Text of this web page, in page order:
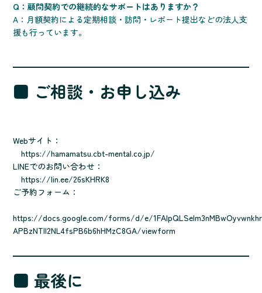
Q：顧問契約での継続的なサポートはありますか？
A：月額契約による定期相談・訪問・レポート提出などの法人支
援も行っています。
■ ご相談・お申し込み
Webサイト：
https://hamamatsu.cbt-mental.co.jp/
LINEでのお問い合わせ：
https://lin.ee/26sKHRK8
ご予約フォーム：
https://docs.google.com/forms/d/e/
APBzNTll2NL4fsPB6b6hHMzC8GA/viewform
■ 最後に